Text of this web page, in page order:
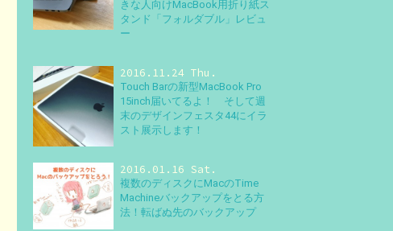
きな人向けMacBook用折り紙ス
タンド「フォルダブル」レビュ
ー
2016.11.24 Thu.
Touch Barの新型MacBook Pro
15inch届いてるよ！ そして週
末のデザインフェスタ44にイラ
スト展示します！
2016.01.16 Sat.
複数のディスクにMacのTime
Machineバックアップをとる方
法！転ばぬ先のバックアップ